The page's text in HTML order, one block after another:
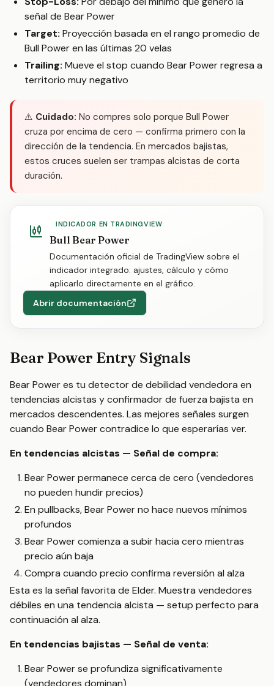
señal de Bear Power
Target: Proyección basada en el rango promedio de
Bull Power en las últimas 20 velas
Trailing: Mueve el stop cuando Bear Power regresa a
territorio muy negativo
⚠️ Cuidado: No compres solo porque Bull Power
cruza por encima de cero — confirma primero con la
dirección de la tendencia. En mercados bajistas,
estos cruces suelen ser trampas alcistas de corta
duración.
INDICADOR EN TRADINGVIEW
Bull Bear Power
Documentación oficial de TradingView sobre el
indicador integrado: ajustes, cálculo y cómo
aplicarlo directamente en el gráfico.
Abrir documentación
Bear Power Entry Signals
Bear Power es tu detector de debilidad vendedora en
tendencias alcistas y confirmador de fuerza bajista en
mercados descendentes. Las mejores señales surgen
cuando Bear Power contradice lo que esperarías ver.
En tendencias alcistas — Señal de compra:
Bear Power permanece cerca de cero (vendedores
no pueden hundir precios)
En pullbacks, Bear Power no hace nuevos mínimos
profundos
Bear Power comienza a subir hacia cero mientras
precio aún baja
Compra cuando precio confirma reversión al alza
Esta es la señal favorita de Elder. Muestra vendedores
débiles en una tendencia alcista — setup perfecto para
continuación al alza.
En tendencias bajistas — Señal de venta:
Bear Power se profundiza significativamente
(vendedores dominan)